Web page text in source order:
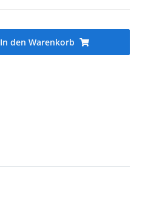
In den Warenkorb